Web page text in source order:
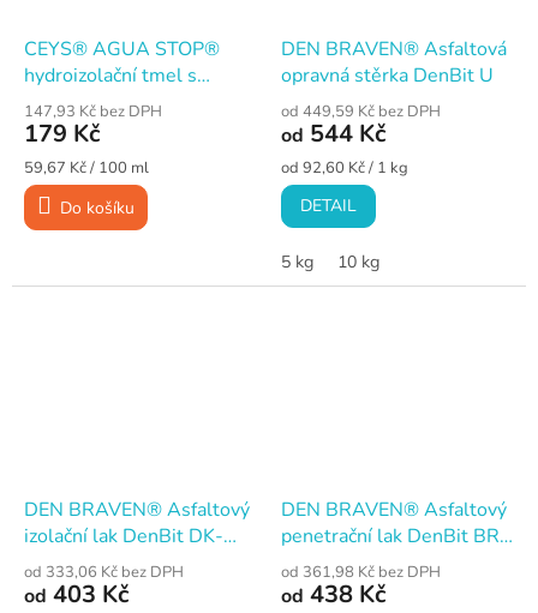
CEYS® AGUA STOP®
hydroizolační tmel s
vlákny, šedý, 300 ml
147,93 Kč bez DPH
179 Kč
Měrná
cena:
59,67 Kč / 100 ml
Do košíku
DEN BRAVEN® Asfaltová
opravná stěrka DenBit U
od 449,59 Kč bez DPH
od 544 Kč
Měrná
cena:
od 92,60 Kč / 1 kg
DETAIL
5 kg 10 kg
DEN BRAVEN® Asfaltový
izolační lak DenBit DK-
ATN
od 333,06 Kč bez DPH
od 403 Kč
DEN BRAVEN® Asfaltový
penetrační lak DenBit BR-
ALP
od 361,98 Kč bez DPH
od 438 Kč